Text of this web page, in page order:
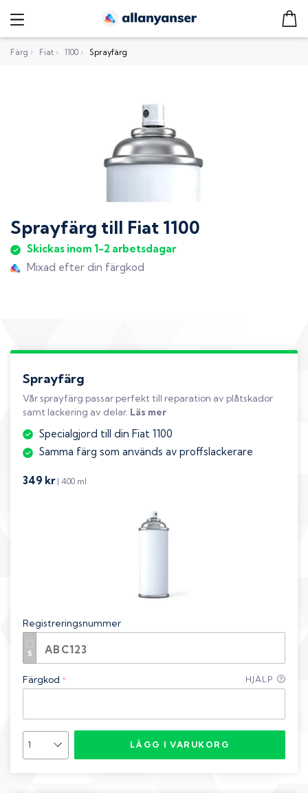
Färg › Fiat › 1100 › Sprayfärg
Sprayfärg till Fiat 1100
Skickas inom 1-2 arbetsdagar
Mixad efter din färgkod
Sprayfärg
Vår sprayfärg passar perfekt till reparation av plåtskador
samt lackering av delar. Läs mer
Specialgjord till din Fiat 1100
Samma färg som används av proffslackerare
349 kr| 400 ml
Registreringsnummer
Färgkod * HJÄLP
LÄGG I VARUKORG